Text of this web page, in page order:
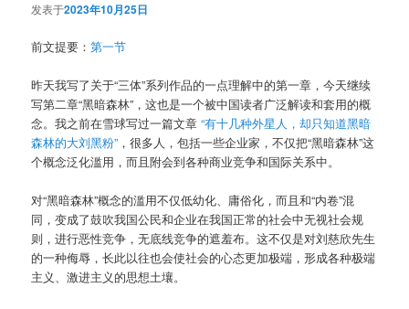
发表于2023年10月25日
前文提要：第一节
昨天我写了关于“三体”系列作品的一点理解中的第一章，今天继续
写第二章“黑暗森林”，这也是一个被中国读者广泛解读和套用的概
念。我之前在雪球写过一篇文章“有十几种外星人，却只知道黑暗
森林的大刘黑粉” ，很多人，包括一些企业家，不仅把“黑暗森林”这
个概念泛化滥用，而且附会到各种商业竞争和国际关系中。
对“黑暗森林”概念的滥用不仅低幼化、庸俗化，而且和“内卷”混
同，变成了鼓吹我国公民和企业在我国正常的社会中无视社会规
则，进行恶性竞争，无底线竞争的遮羞布。这不仅是对刘慈欣先生
的一种侮辱，长此以往也会使社会的心态更加极端，形成各种极端
主义、激进主义的思想土壤。